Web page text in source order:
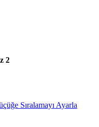
2
Sıralamayı Ayarla